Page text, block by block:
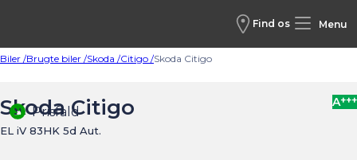
Find os Menu
Biler /Brugte biler /Skoda /Citigo /Skoda Citigo
Prisfald
Skoda Citigo
EL iV 83HK 5d Aut.
A+++